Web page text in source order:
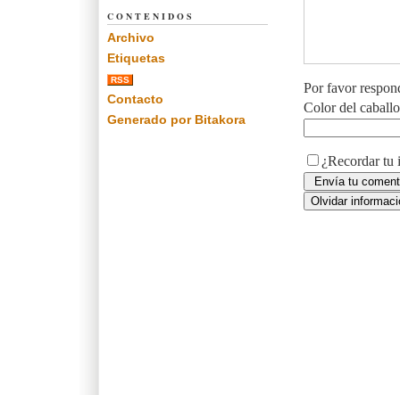
Por favor
Color del
¿Recordar tu
CONTENIDOS
Archivo
Etiquetas
RSS
Contacto
Generado por Bitakora